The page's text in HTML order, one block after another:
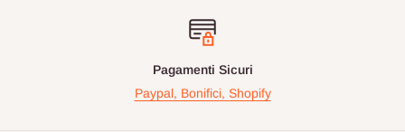
Pagamenti Sicuri
Paypal, Bonifici, Shopify